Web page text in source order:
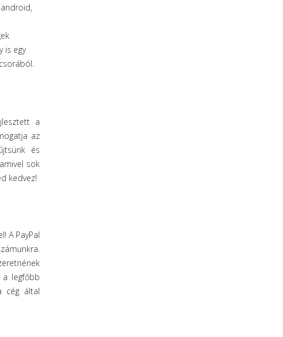
is egy
a
az
és
sok
kedvez!
A PayPal
legfőbb
cég által